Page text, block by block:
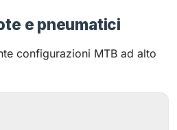
e pneumatici
configurazioni MTB ad alto